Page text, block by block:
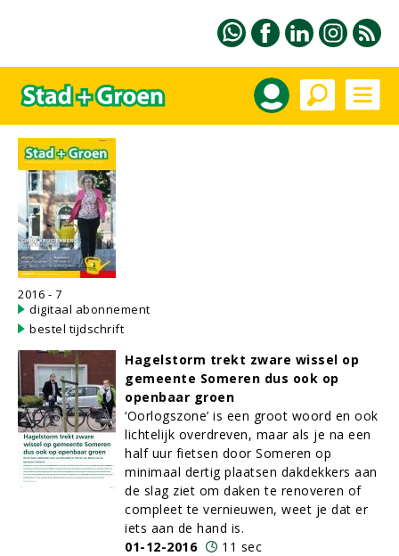
2016 - 7
digitaal abonnement
bestel tijdschrift
Hagelstorm trekt zware wissel op
gemeente Someren dus ook op
openbaar groen
‘Oorlogszone’ is een groot woord en ook
lichtelijk overdreven, maar als je na een
half uur fietsen door Someren op
minimaal dertig plaatsen dakdekkers aan
de slag ziet om daken te renoveren of
compleet te vernieuwen, weet je dat er
iets aan de hand is.
01-12-2016
11 sec